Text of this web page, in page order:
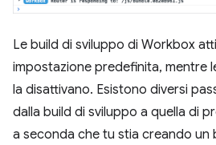
Le build di sviluppo di Workbox
impostazione predefinita, mentre
la disattivano. Esistono diversi
dalla build di sviluppo a quella di
a seconda che tu stia creando un